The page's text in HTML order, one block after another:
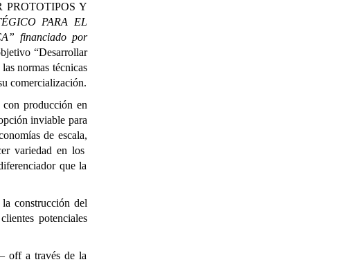
Y
PARA EL
financiado por
“Desarrollar
normas técnicas
comercialización.
producción en
inviable para
de escala,
variedad en los
que la
construcción del
potenciales
off a través de la